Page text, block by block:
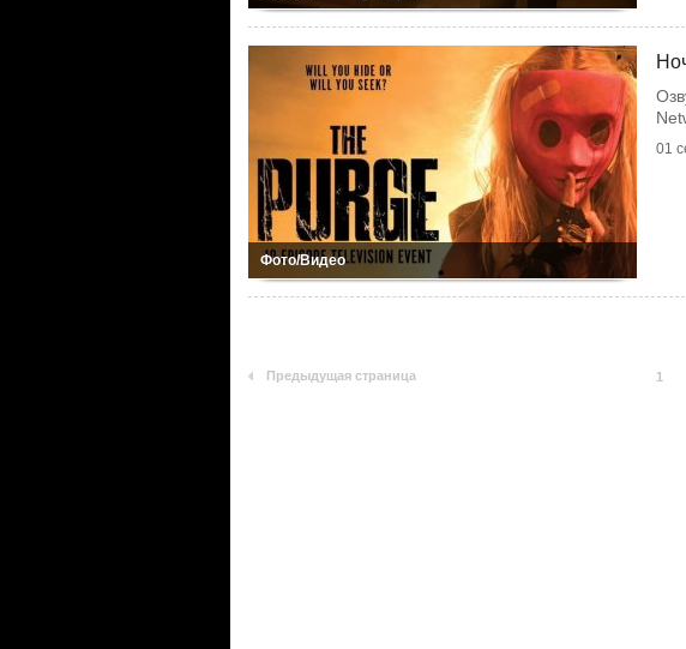
Фото/Видео
01
Предыдущая страница 1